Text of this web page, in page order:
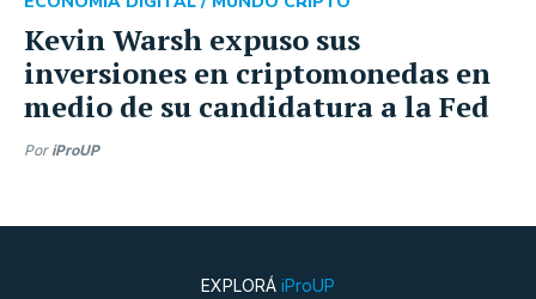
Kevin Warsh expuso sus
inversiones en criptomonedas en
medio de su candidatura a la Fed
Por iProUP
EXPLORÁ iProUP